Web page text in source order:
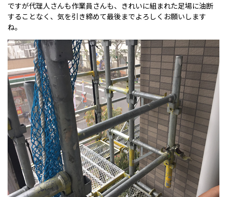
ですが代理人さんも作業員さんも、きれいに組まれた足場に油断
することなく、気を引き締めて最後までよろしくお願いします
ね。